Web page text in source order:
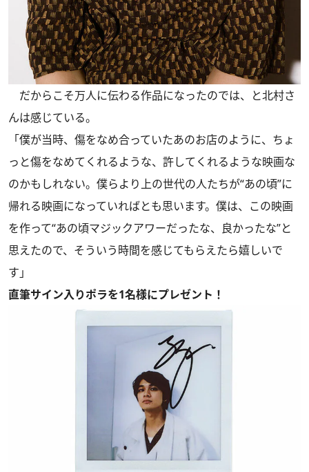
だからこそ万人に伝わる作品になったのでは、と北村さ
んは感じている。
「僕が当時、傷をなめ合っていたあのお店のように、ちょ
っと傷をなめてくれるような、許してくれるような映画な
のかもしれない。僕らより上の世代の人たちが“あの頃”に
帰れる映画になっていればとも思います。僕は、この映画
を作って“あの頃マジックアワーだったな、良かったな”と
思えたので、そういう時間を感じてもらえたら嬉しいで
す」
直筆サイン入りポラを1名様にプレゼント！